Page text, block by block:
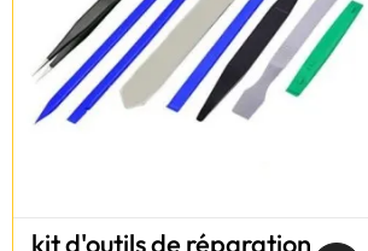
kit d'outils de réparation